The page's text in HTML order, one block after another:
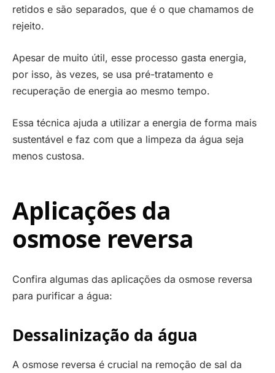
retidos e são separados, que é o que chamamos de
rejeito.
Apesar de muito útil, esse processo gasta energia,
por isso, às vezes, se usa pré-tratamento e
recuperação de energia ao mesmo tempo.
Essa técnica ajuda a utilizar a energia de forma mais
sustentável e faz com que a limpeza da água seja
menos custosa.
Aplicações da
osmose reversa
Confira algumas das aplicações da osmose reversa
para purificar a água:
Dessalinização da água
A osmose reversa é crucial na remoção de sal da